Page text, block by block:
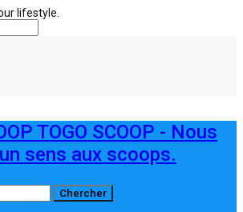
lifestyle.
TOGO SCOOP - Nous
sens aux scoops.